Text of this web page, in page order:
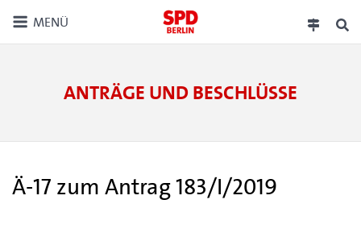
MENÜ
ANTRÄGE UND BESCHLÜSSE
Ä-17 zum Antrag 183/I/2019